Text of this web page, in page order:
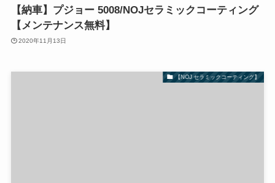
【納車】プジョー 5008/NOJセラミックコーティング
【メンテナンス無料】
2020年11月13日
【NOJ セラミックコーティング】